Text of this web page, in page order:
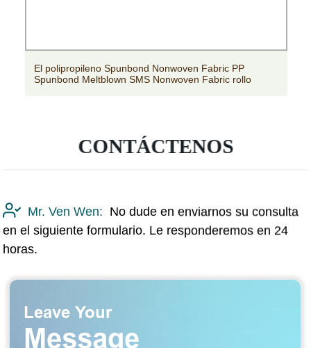
El polipropileno Spunbond Nonwoven Fabric PP
Spunbond Meltblown SMS Nonwoven Fabric rollo
CONTÁCTENOS
Mr. Ven Wen: No dude en enviarnos su consulta
en el siguiente formulario. Le responderemos en 24
horas.